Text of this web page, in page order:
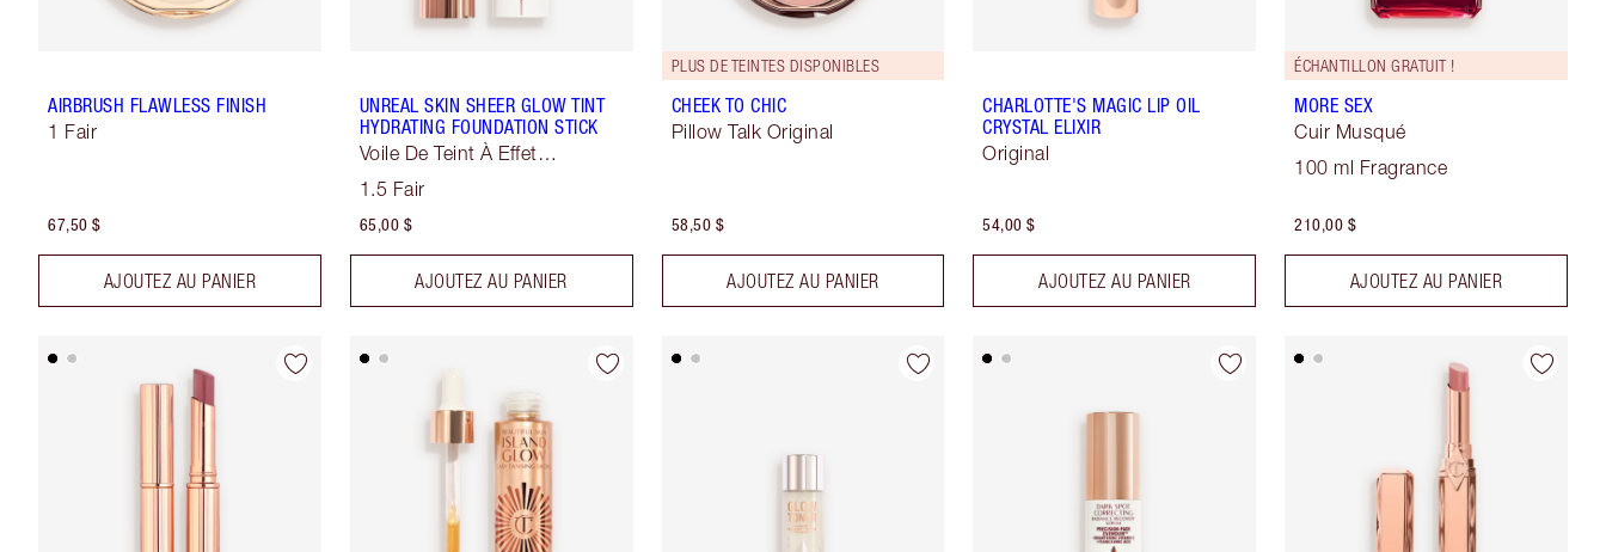
AIRBRUSH FLAWLESS FINISH
1 Fair
67,50 $
AJOUTEZ AU PANIER
UNREAL SKIN SHEER GLOW TINT
HYDRATING FOUNDATION STICK
Voile De Teint À Effet
1.5 Fair
65,00 $
AJOUTEZ AU PANIER
PLUS DE TEINTES DISPONIBLES
CHEEK TO CHIC
Pillow Talk Original
58,50 $
AJOUTEZ AU PANIER
CHARLOTTE'S MAGIC LIP OIL
CRYSTAL ELIXIR
Original
54,00 $
AJOUTEZ AU PANIER
ÉCHANTILLON GRATUIT !
MORE SEX
Cuir Musqué
100 ml Fragrance
210,00 $
AJOUTEZ AU PANIER